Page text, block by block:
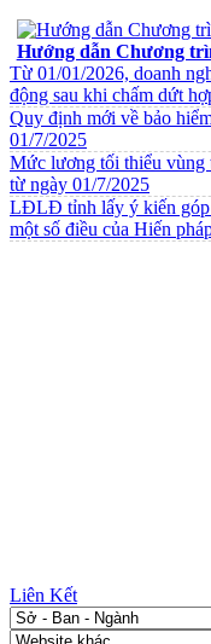
Hướng dẫn Chương
Từ 01/01/2026, doanh
động sau khi chấm dứt
Quy định mới về bảo
01/7/2025
Mức lương tối thiểu vùng
từ ngày 01/7/2025
LĐLĐ tỉnh lấy ý kiến góp
một số điều của Hiến
Liên Kết